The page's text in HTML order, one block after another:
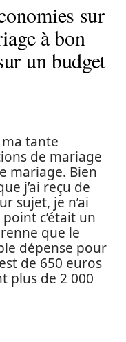
sur
à bon
un budget
tante
de mariage
mariage. Bien
j’ai reçu de
sujet, je n’ai
c’était un
que le
dépense pour
de 650 euros
plus de 2 000